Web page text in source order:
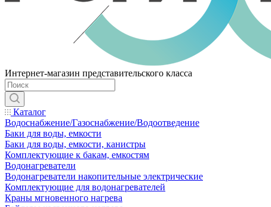
Интернет-магазин представительского класса
Каталог
Водоснабжение/Газоснабжение/Водоотведение
Баки для воды, емкости
Баки для воды, емкости, канистры
Комплектующие к бакам, емкостям
Водонагреватели
Водонагреватели накопительные электрические
Комплектующие для водонагревателей
Краны мгновенного нагрева